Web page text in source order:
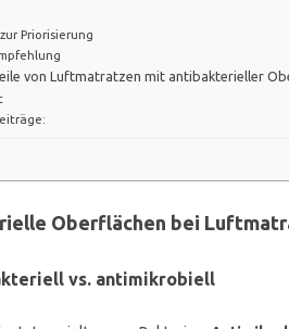
Priorisierung
von Luftmatratzen mit antibakterieller
Oberflächen bei
vs. antimikrobiell